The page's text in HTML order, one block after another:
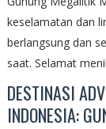
keselamatan dan
berlangsung dan
saat. Selamat
DESTINASI
INDONESIA: